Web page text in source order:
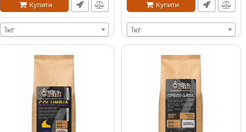
Купити
1кг
Купити
1кг